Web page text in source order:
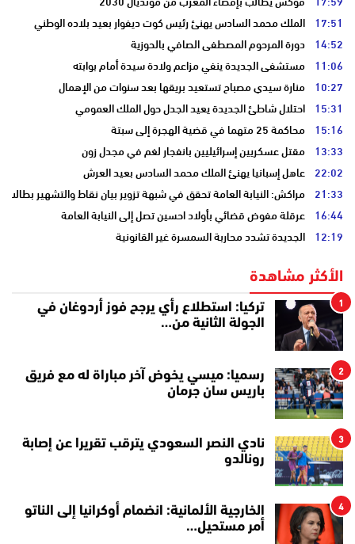
17:51 الملك محمد السادس يهنئ رئيس كوت ديفوار بعيد بلاده الوطني
14:52 دورة المرحوم المصطفى الصافي بالحوزية
11:06 مستشفى الجديدة ينفي مزاعم ولادة سيدة أمام بوابته
10:27 منارة سيدي مصباح تستعيد بريقها بعد سنوات من الإهمال
15:31 احتلال شاطئ الجديدة يعيد الجدل حول الملك العمومي
15:16 محاكمة 25 متهما في قضية الهجرة إلى سبتة
13:33 مقتل عسكريين إسرائيليين بانفجار لغم في مجدل زون
22:02 عاهل إسبانيا يهنئ الملك محمد السادس بعيد العرش
21:33 مراكش: النيابة العامة تحقق في شبهة تزوير بيان نقاط والتشهير بطالب
16:44 عرقلة مفوض قضائي بأولاد احسين تصل إلى النيابة العامة
12:19 الجديدة تشدد محاربة السمسرة غير القانونية
الأكثر مشاهدة
1
تركيا: استطلاع رأي يرجح فوز أردوغان في
الجولة الثانية من…
2
رسميا: ميسي يخوض آخر مباراة له مع فريق
باريس سان جرمان
3
نادي النصر السعودي يترقب تقريرا عن إصابة
رونالدو
4
الخارجية الألمانية: انضمام أوكرانيا إلى الناتو
أمر مستحيل…